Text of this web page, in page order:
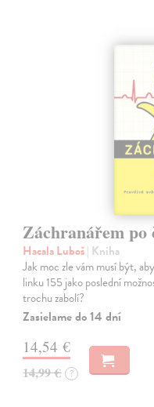
Záchranářem po
Hacala Luboš| Kniha
Jak moc zle vám musí být,
linku 155 jako poslední
trochu zabolí?
Zasielame do 14 dní
14,54 €
14,99 € ?